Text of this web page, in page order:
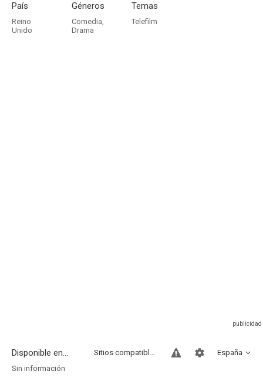
País
Reino
Unido
Géneros
Comedia,
Drama
Temas
Telefilm
Disponible en... España
Sitios compatibles
Sin información